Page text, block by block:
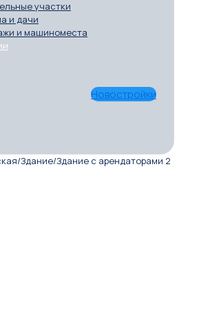
участки
и дачи
и машиноместа
Новостройки
/Здание/Здание с арендаторами 2